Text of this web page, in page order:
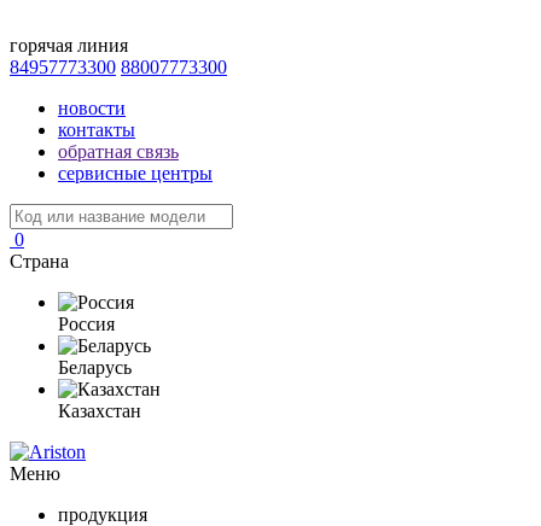
горячая линия
84957773300 88007773300
новости
контакты
обратная связь
сервисные центры
0
Страна
Россия
Беларусь
Казахстан
Меню
продукция